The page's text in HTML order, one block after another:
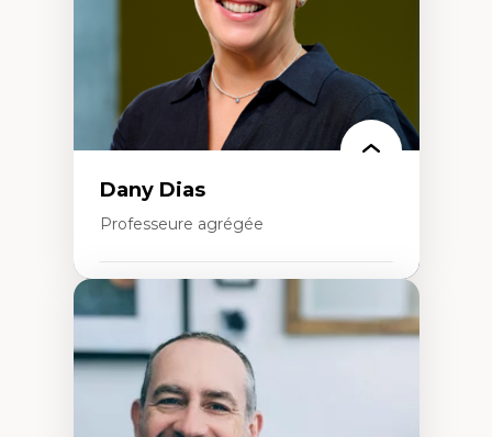
Théories de l’État
Dany Dias
Professeure agrégée
Pédagogies critiques et justice sociale
Éthique relationnelle et sollicitude en
éducation
Décolonisation et autochtonisation de la
formation à l’enseignement
Littératie et didactique du français
Éducation inclusive